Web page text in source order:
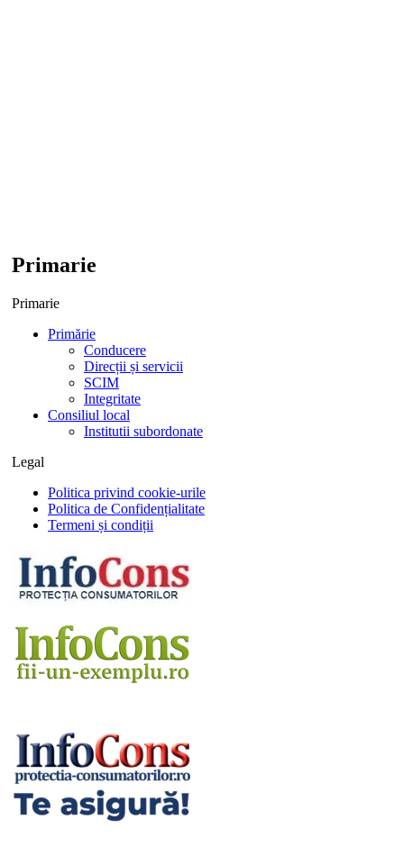
Primarie
Primarie
Primărie
Conducere
Direcții și servicii
SCIM
Integritate
Consiliul local
Institutii subordonate
Legal
Politica privind cookie-urile
Politica de Confidențialitate
Termeni și condiții